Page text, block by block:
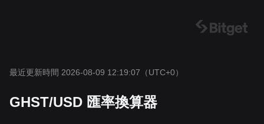
最近更新時間 2026-08-09 12:19:07 （UTC+0）
GHST/USD 匯率換算器